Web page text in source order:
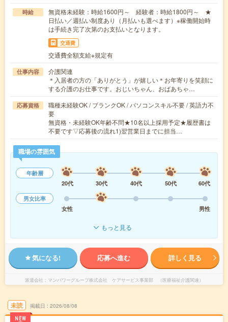
時給
無資格未経験：時給1600円～ 経験者：時給1800円～ ★
日払い／週払い制度あり（月払いも選べます）※稼働開始時
は手続き完了次第のお支払いとなります。
交通費
交通費全額支給※規定有
仕事内容
介護関連
＊入居者の方の「ありがとう」が嬉しい＊お年寄りを笑顔に
する介護のお仕事です。おじいちゃん、おばあちゃ…
応募資格
職種未経験OK / ブランクOK / パソコンスキル不要 / 英語力不
要
無資格・未経験OK年齢不問★10名以上採用予定★履歴書は
不要です▽応募後の流れ1)翌営業日までに担当…
職場の雰囲気
年齢層
20代
30代 40代 50代
60代
男女比率
女性
男性
もっと見る
気になる! 応募へ進む 詳しく見る
派遣会社 マンパワーグループ株式会社 ケアサービス事業部 （医療福祉介護関連）
未読
NEW
掲載日 2026/08/08